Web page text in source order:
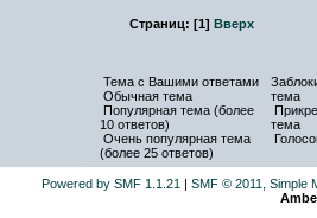
Страниц: [1] Вверх
Тема с Вашими ответами
Обычная тема
Популярная тема (более
10 ответов)
Очень популярная тема
(более 25 ответов)
тема
тема
Powered by SMF 1.1.21 | SMF © 2011, Simple